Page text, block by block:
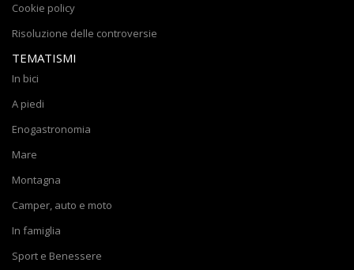
Cookie policy
Risoluzione delle controversie
TEMATISMI
In bici
A piedi
Enogastronomia
Mare
Montagna
Camper, auto e moto
In famiglia
Sport e Benessere